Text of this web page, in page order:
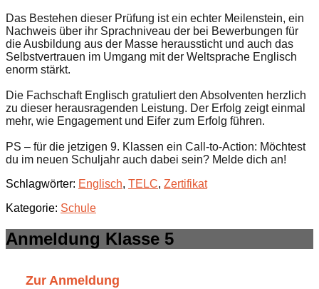
Das Bestehen dieser Prüfung ist ein echter Meilenstein, ein
Nachweis über ihr Sprachniveau der bei Bewerbungen für
die Ausbildung aus der Masse heraussticht und auch das
Selbstvertrauen im Umgang mit der Weltsprache Englisch
enorm stärkt.
Die Fachschaft Englisch gratuliert den Absolventen herzlich
zu dieser herausragenden Leistung. Der Erfolg zeigt einmal
mehr, wie Engagement und Eifer zum Erfolg führen.
PS – für die jetzigen 9. Klassen ein Call-to-Action: Möchtest
du im neuen Schuljahr auch dabei sein? Melde dich an!
Schlagwörter: Englisch, TELC, Zertifikat
Kategorie: Schule
Anmeldung Klasse 5
Zur Anmeldung